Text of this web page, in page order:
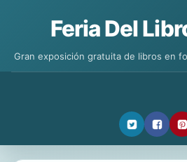
Feria Del
Gran exposición gratuita de libros en